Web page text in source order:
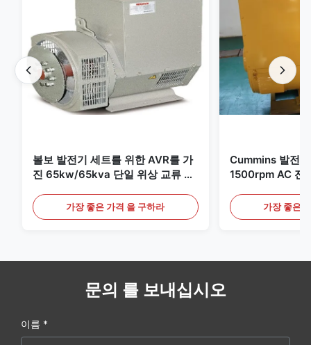
볼보 발전기 세트를 위한 AVR를 가
진 65kw/65kva 단일 위상 교류 발
가장 좋은 가격 을 구하라
Cummins 발전
1500rpm AC 전
가장 좋은
문의 를 보내십시오
이름 *